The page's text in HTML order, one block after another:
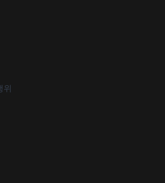
위